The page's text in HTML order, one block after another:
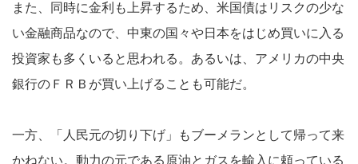
また、同時に金利も上昇するため、米国債はリスクの少な
い金融商品なので、中東の国々や日本をはじめ買いに入る
投資家も多くいると思われる。あるいは、アメリカの中央
銀行のＦＲＢが買い上げることも可能だ。
一方、「人民元の切り下げ」もブーメランとして帰って来
かねない。動力の元である原油とガスを輸入に頼っている